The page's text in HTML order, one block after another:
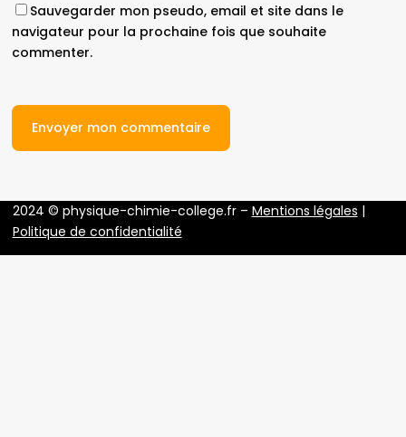
Sauvegarder mon pseudo, email et site dans le
navigateur pour la prochaine fois que souhaite
commenter.
2024 © physique-chimie-college.fr – Mentions légales |
Politique de confidentialité